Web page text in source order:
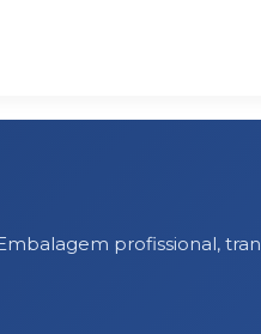
profissional,